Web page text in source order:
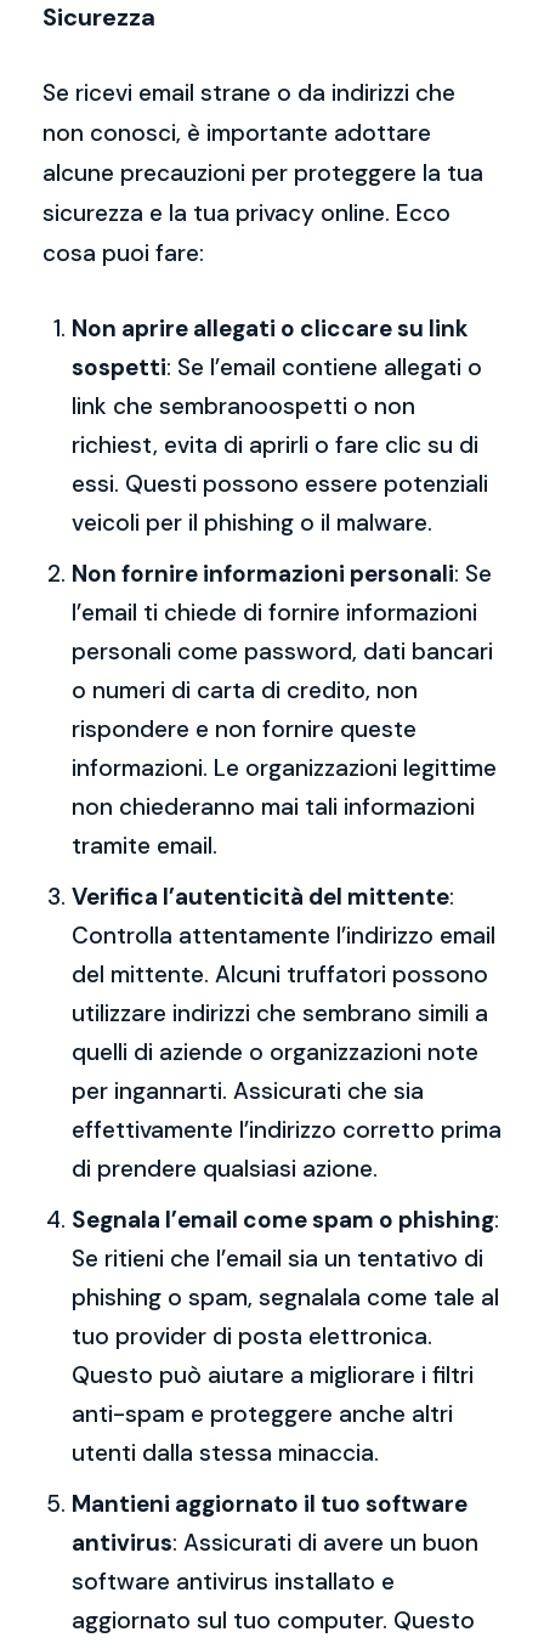
Sicurezza
Se ricevi email strane o da indirizzi che
non conosci, è importante adottare
alcune precauzioni per proteggere la tua
sicurezza e la tua privacy online. Ecco
cosa puoi fare:
Non aprire allegati o cliccare su link
sospetti: Se l’email contiene allegati o
link che sembranoospetti o non
richiest, evita di aprirli o fare clic su di
essi. Questi possono essere potenziali
veicoli per il phishing o il malware.
Non fornire informazioni personali: Se
l’email ti chiede di fornire informazioni
personali come password, dati bancari
o numeri di carta di credito, non
rispondere e non fornire queste
informazioni. Le organizzazioni legittime
non chiederanno mai tali informazioni
tramite email.
Verifica l’autenticità del mittente:
Controlla attentamente l’indirizzo email
del mittente. Alcuni truffatori possono
utilizzare indirizzi che sembrano simili a
quelli di aziende o organizzazioni note
per ingannarti. Assicurati che sia
effettivamente l’indirizzo corretto prima
di prendere qualsiasi azione.
Segnala l’email come spam o phishing:
Se ritieni che l’email sia un tentativo di
phishing o spam, segnalala come tale al
tuo provider di posta elettronica.
Questo può aiutare a migliorare i filtri
anti-spam e proteggere anche altri
utenti dalla stessa minaccia.
Mantieni aggiornato il tuo software
antivirus: Assicurati di avere un buon
software antivirus installato e
aggiornato sul tuo computer. Questo